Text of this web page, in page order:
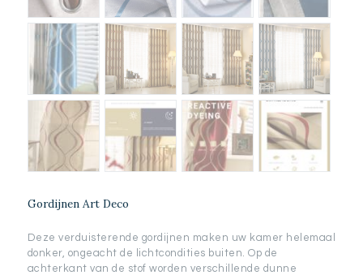
Gordijnen Art Deco
Deze verduisterende gordijnen maken uw kamer helemaal
donker, ongeacht de lichtcondities buiten. Op de
achterkant van de stof worden verschillende dunne